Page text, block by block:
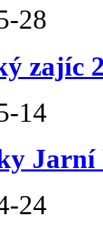
28
zajíc
14
Jarní
24